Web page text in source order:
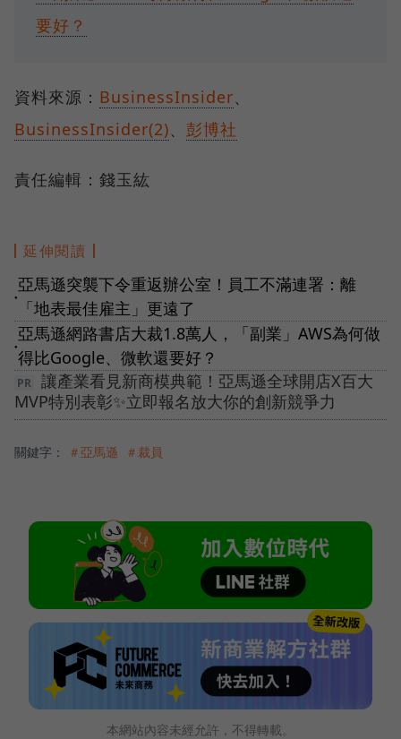
要好？
資料來源： BusinessInsider、
BusinessInsider(2)、 彭博社
責任編輯：錢玉紘
延伸閱讀
●
亞馬遜突襲下令重返辦公室！員工不滿連署：離
「地表最佳雇主」更遠了
●
亞馬遜網路書店大裁1.8萬人，「副業」AWS為何做
得比Google、微軟還要好？
讓產業看見新商模典範！亞馬遜全球開店X百大
MVP特別表彰✨立即報名放大你的創新競爭力
關鍵字： ＃亞馬遜 ＃裁員
本網站內容未經允許，不得轉載。